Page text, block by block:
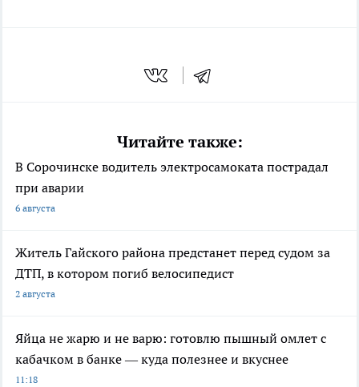
Читайте также:
В Сорочинске водитель электросамоката пострадал
при аварии
6 августа
Житель Гайского района предстанет перед судом за
ДТП, в котором погиб велосипедист
2 августа
Яйца не жарю и не варю: готовлю пышный омлет с
кабачком в банке — куда полезнее и вкуснее
11:18